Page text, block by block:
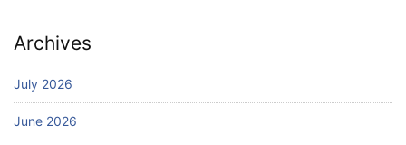
Archives
July 2026
June 2026